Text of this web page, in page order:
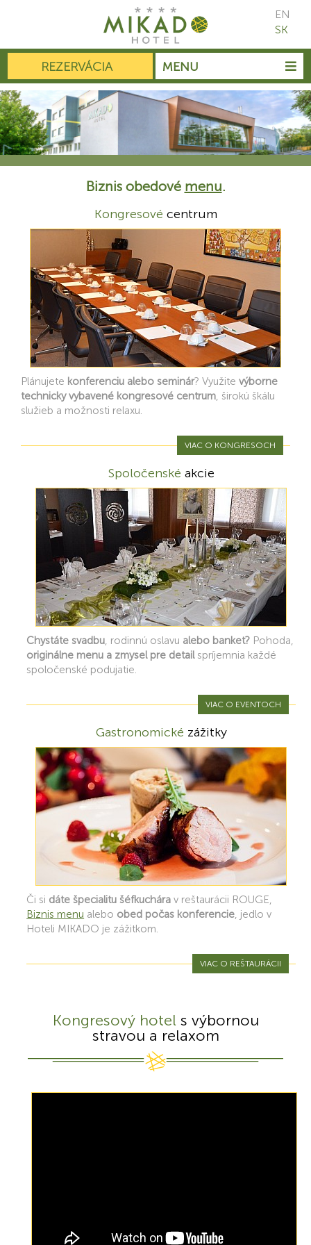
MENU
REZERVÁCIA
EN
SK
Biznis obedové menu.
Kongresové centrum
Plánujete konferenciu alebo seminár? Využite výborne
technicky vybavené kongresové centrum, širokú škálu
služieb a možnosti relaxu.
VIAC O KONGRESOCH
Spoločenské akcie
Chystáte svadbu, rodinnú oslavu alebo banket? Pohoda,
originálne menu a zmysel pre detailspríjemnia každé
spoločenské podujatie.
VIAC O EVENTOCH
Gastronomické zážitky
Či si dáte špecialitu šéfkuchára v reštaurácii ROUGE,
Biznis menu alebo obed počas konferencie, jedlo v
Hoteli MIKADO je zážitkom.
VIAC O REŠTAURÁCII
Kongresový hotel s výbornou
stravou a relaxom